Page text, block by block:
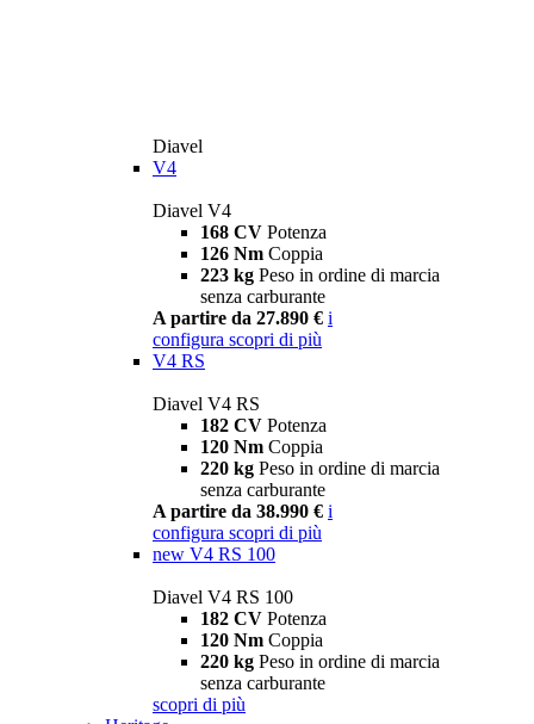
Diavel
V4
Diavel V4
168 CV Potenza
126 Nm Coppia
223 kg Peso in ordine di marcia
senza carburante
A partire da 27.890 € i
configura scopri di più
V4 RS
Diavel V4 RS
182 CV Potenza
120 Nm Coppia
220 kg Peso in ordine di marcia
senza carburante
A partire da 38.990 € i
configura scopri di più
new V4 RS 100
Diavel V4 RS 100
182 CV Potenza
120 Nm Coppia
220 kg Peso in ordine di marcia
senza carburante
scopri di più